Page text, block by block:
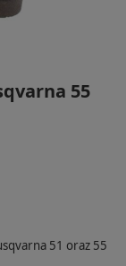
55
51 oraz 55